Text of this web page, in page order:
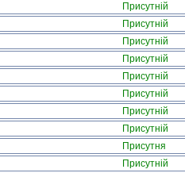
Присутній
Присутній
Присутній
Присутній
Присутній
Присутній
Присутній
Присутній
Присутня
Присутній